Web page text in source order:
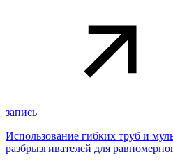
запись
Использование гибких труб и
разбрызгивателей для